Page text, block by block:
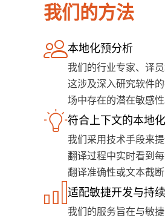
我们的方法
本地化预分析
我们的行业专家、译
这涉及深入研究软件
场中存在的潜在敏感性
符合上下文的本地化
我们采用技术手段来
翻译过程中实时看到
翻译准确性或文本截
适配敏捷开发与持
我们的服务旨在与敏